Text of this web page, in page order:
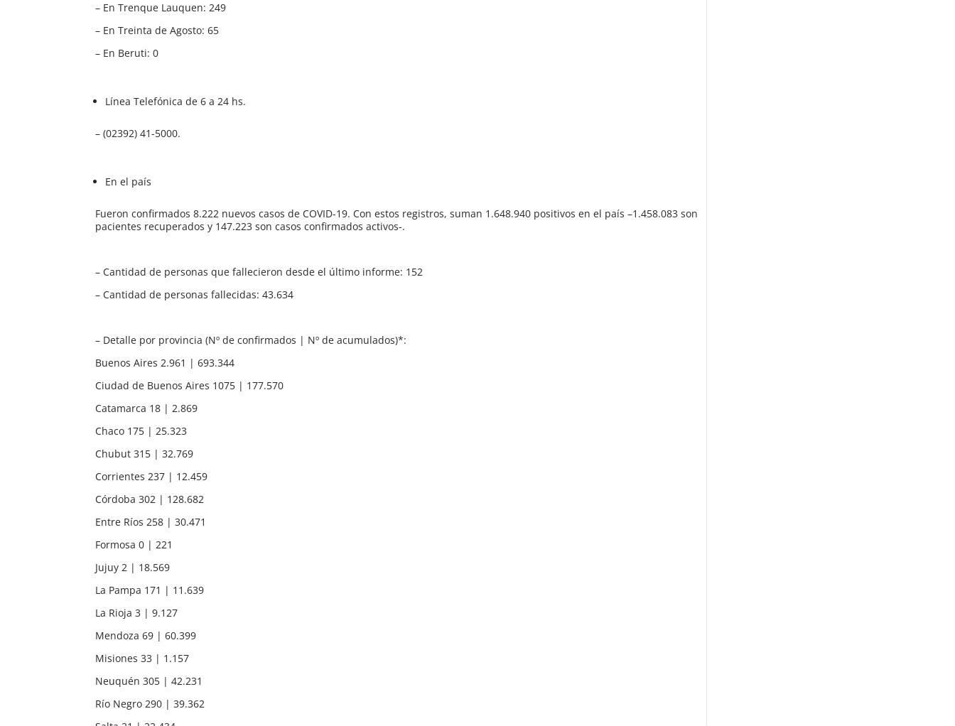
– En Trenque Lauquen: 249
– En Treinta de Agosto: 65
– En Beruti: 0
Línea Telefónica de 6 a 24 hs.
– (02392) 41-5000.
En el país
Fueron confirmados 8.222 nuevos casos de COVID-19. Con estos registros, suman 1.648.940 positivos en el país –1.458.083 son
pacientes recuperados y 147.223 son casos confirmados activos-.
– Cantidad de personas que fallecieron desde el último informe: 152
– Cantidad de personas fallecidas: 43.634
– Detalle por provincia (Nº de confirmados | Nº de acumulados)*:
Buenos Aires 2.961 | 693.344
Ciudad de Buenos Aires 1075 | 177.570
Catamarca 18 | 2.869
Chaco 175 | 25.323
Chubut 315 | 32.769
Corrientes 237 | 12.459
Córdoba 302 | 128.682
Entre Ríos 258 | 30.471
Formosa 0 | 221
Jujuy 2 | 18.569
La Pampa 171 | 11.639
La Rioja 3 | 9.127
Mendoza 69 | 60.399
Misiones 33 | 1.157
Neuquén 305 | 42.231
Río Negro 290 | 39.362